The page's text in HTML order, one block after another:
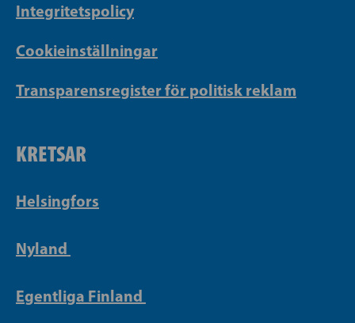
Integritetspolicy
Cookieinställningar
Transparensregister för politisk reklam
KRETSAR
Helsingfors
Nyland
Egentliga Finland